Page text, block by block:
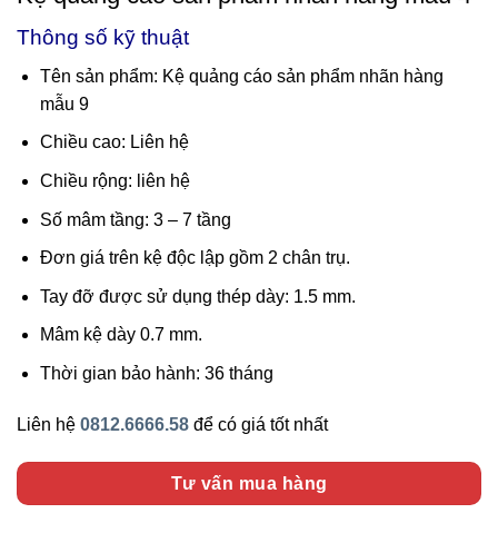
Thông số kỹ thuật
Tên sản phẩm: Kệ quảng cáo sản phẩm nhãn hàng
mẫu 9
Chiều cao: Liên hệ
Chiều rộng: liên hệ
Số mâm tầng: 3 – 7 tầng
Đơn giá trên kệ độc lập gồm 2 chân trụ.
Tay đỡ được sử dụng thép dày: 1.5 mm.
Mâm kệ dày 0.7 mm.
Thời gian bảo hành: 36 tháng
Liên hệ 0812.6666.58 để có giá tốt nhất
Tư vấn mua hàng